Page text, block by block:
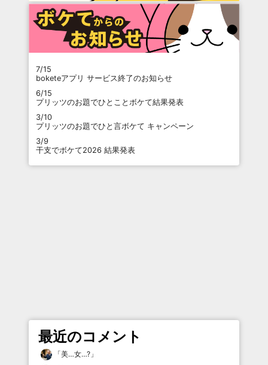
7/15
boketeアプリ サービス終了のお知らせ
6/15
プリッツのお題でひとことボケて結果発表
3/10
プリッツのお題でひと言ボケて キャンペーン
3/9
干支でボケて2026 結果発表
最近のコメント
「美…女…? 」